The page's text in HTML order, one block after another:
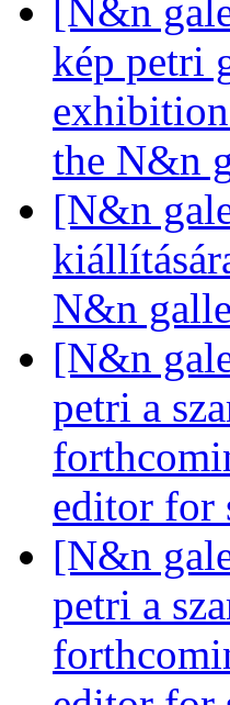
[N&n
kép petri
the N&n
[N&n
N&n
[N&n
petri a
editor for
[N&n
petri a